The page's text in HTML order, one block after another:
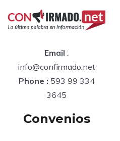
Email :
info@confirmado.net
Phone : 593 99 334
3645
Convenios